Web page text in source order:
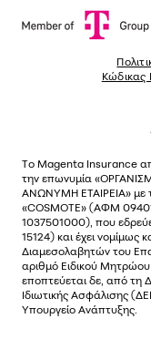
Κώδικας
Το Magenta Insurance
την επωνυµία
ΑΝΩΝΥΜΗ ΕΤΑΙΡΕΙΑ» µε
«COSMOTE» (ΑΦΜ
1037501000), που
15124) και έχει
Διαµεσολαβητών του
αριθµό Ειδικού
εποπτεύεται δε, από τη
Ιδιωτικής Ασφάλισης
Υπουργείο Ανάπτυξης.